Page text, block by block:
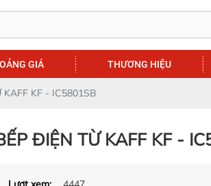
GIÁ THƯƠNG HIỆU
KAFF KF - IC5801SB
ĐIỆN TỪ KAFF KF -